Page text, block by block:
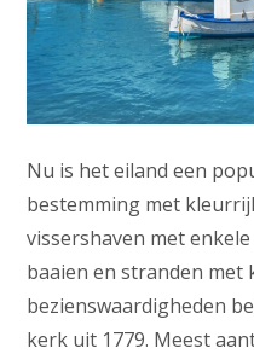
Nu is het eiland een
bestemming met
vissershaven met
baaien en stranden met
bezienswaardigheden
kerk uit 1779. Meest